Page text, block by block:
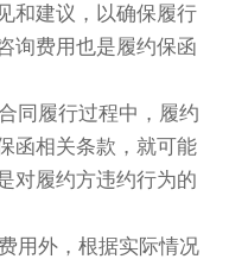
和建议，以确保履行
询费用也是履约保函
同履行过程中，履约
函相关条款，就可能
对履约方违约行为的
用外，根据实际情况